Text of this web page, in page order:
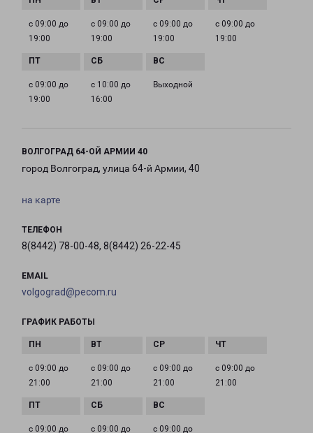
с 09:00 до
19:00
с 09:00 до
19:00
с 09:00 до
19:00
с 09:00 до
19:00
с 09:00 до
19:00
с 10:00 до
16:00
Выходной
ВОЛГОГРАД 64-ОЙ АРМИИ 40
город Волгоград, улица 64-й Армии, 40
на карте
ТЕЛЕФОН
8(8442) 78-00-48, 8(8442) 26-22-45
EMAIL
volgograd@pecom.ru
ГРАФИК РАБОТЫ
с 09:00 до
21:00
с 09:00 до
21:00
с 09:00 до
21:00
с 09:00 до
21:00
с 09:00 до с 09:00 до с 09:00 до